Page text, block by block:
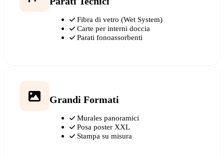
Fibra di vetro (Wet System)
Carte per interni doccia
Parati fonoassorbenti
Grandi Formati
Murales panoramici
Posa poster XXL
Stampa su misura